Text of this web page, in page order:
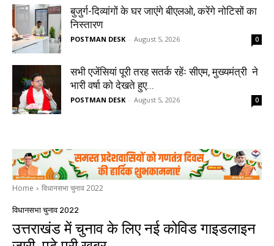
बुजुर्ग-दिव्यांगों के घर जाएंगे बीएलओ, करेंगे नोटिसों का
निस्तारण
POSTMAN DESK - August 5, 2026 0
सभी एजेंसियां पूरी तरह सतर्क रहेंः सीएम, मुख्यमंत्री ने
भारी वर्षा को देखते हुए...
POSTMAN DESK - August 5, 2026 0